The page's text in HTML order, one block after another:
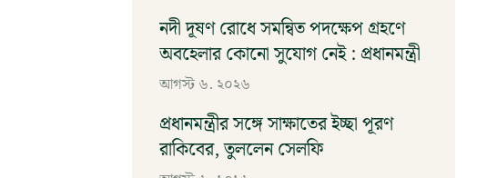
আগস্ট ৬, ২০২৬
নদী দূষণ রোধে সমন্বিত পদক্ষেপ গ্রহণে
অবহেলার কোনো সুযোগ নেই : প্রধানমন্ত্রী
আগস্ট ৬, ২০২৬
প্রধানমন্ত্রীর সঙ্গে সাক্ষাতের ইচ্ছা পূরণ
রাকিবের, তুললেন সেলফি